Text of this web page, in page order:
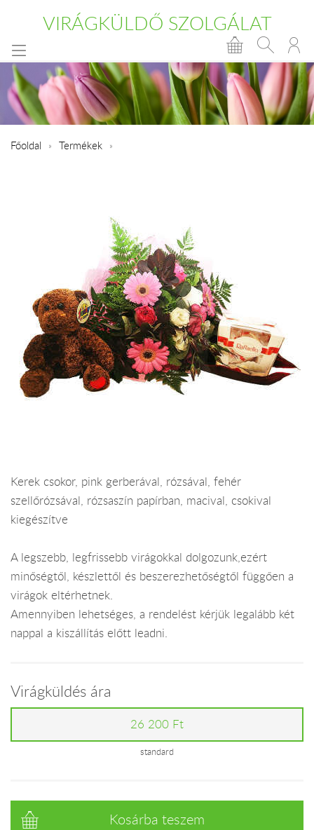
VIRÁGKÜLDŐ SZOLGÁLAT
Főoldal Termékek
Kerek csokor, pink gerberával, rózsával, fehér
szellőrózsával, rózsaszín papírban, macival, csokival
kiegészítve
A legszebb, legfrissebb virágokkal dolgozunk,ezért
minőségtől, készlettől és beszerezhetőségtől függően a
virágok eltérhetnek.
Amennyiben lehetséges, a rendelést kérjük legalább két
nappal a kiszállítás előtt leadni.
Virágküldés ára
26 200 Ft
standard
Kosárba teszem